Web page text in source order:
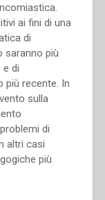
ai fini di una
di
saranno più
di
più recente. In
sulla
di
altri casi
più